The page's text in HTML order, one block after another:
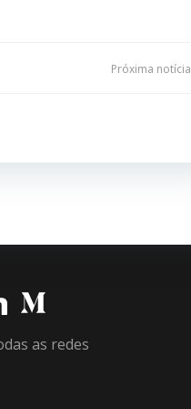
Próxima notícia
as redes